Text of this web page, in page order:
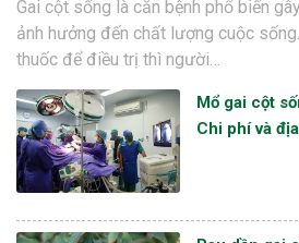
Gai cột sống là căn bệnh phổ biến
ảnh hưởng đến chất lượng cuộc
thuốc để điều trị thì người…
Mổ gai cột
Chi phí và